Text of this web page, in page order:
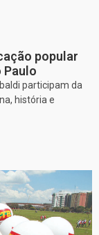
popular
Paulo
participam da
história e